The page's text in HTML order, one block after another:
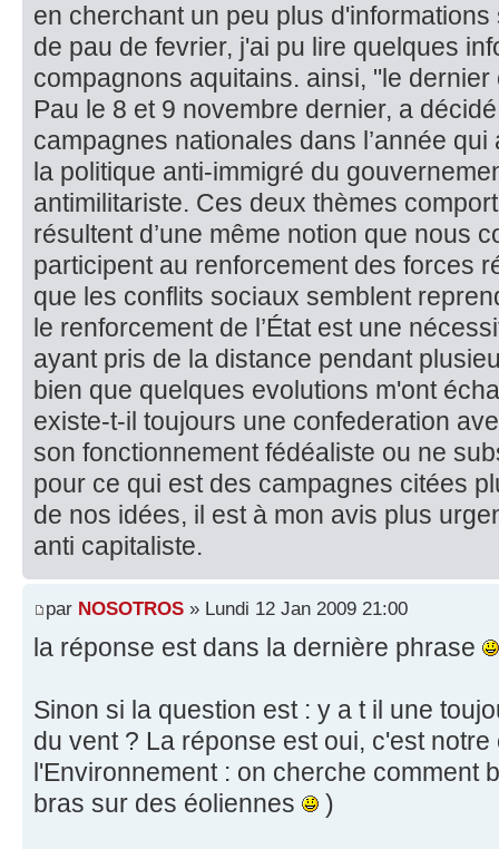
en cherchant un peu plus
de pau de fevrier, j'ai pu lire quelques
compagnons aquitains. ainsi, "le
Pau le 8 et 9 novembre dernier, a
campagnes nationales dans l’année
la politique anti-immigré du
antimilitariste. Ces deux thèmes
résultent d’une même notion que nous
participent au renforcement des forces
que les conflits sociaux semblent
le renforcement de l’État est une
ayant pris de la distance pendant
bien que quelques evolutions m'ont
existe-t-il toujours une confederation
son fonctionnement fédéaliste ou ne
pour ce qui est des campagnes citées
de nos idées, il est à mon avis plus
anti capitaliste.
par NOSOTROS » Lundi 12 Jan 2009 21:00
la réponse est dans la dernière phrase
Sinon si la question est : y a t il une
du vent ? La réponse est oui, c'est
l'Environnement : on cherche comment
bras sur des éoliennes
)